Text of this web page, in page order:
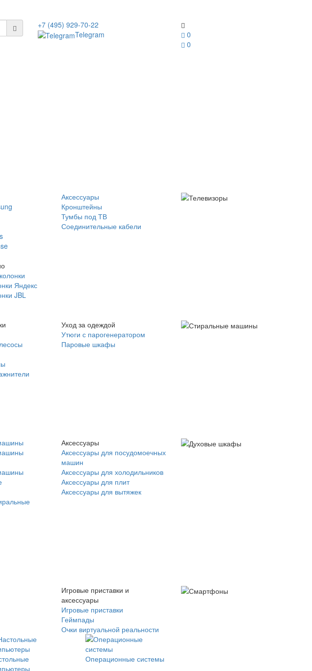
0
0
+7 (495) 929-70-22
Telegram
Яндекс
JBL
Аксессуары
Кронштейны
Тумбы под ТВ
Соединительные кабели
Уход за одеждой
Утюги с парогенератором
Паровые шкафы
Аксессуары
Аксессуары для посудомоечных
машин
Аксессуары для холодильников
Аксессуары для плит
Аксессуары для вытяжек
Игровые приставки и
аксессуары
Игровые приставки
Геймпады
Очки виртуальной реальности
Операционные системы